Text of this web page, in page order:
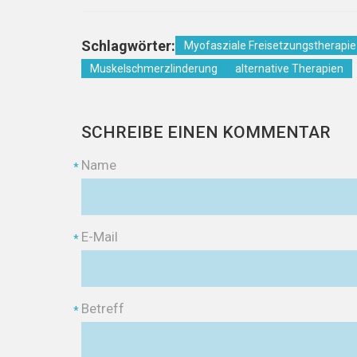
Schlagwörter: Myofasziale Freisetzungstherapie
Muskelschmerzlinderung
alternative Therapien
SCHREIBE EINEN KOMMENTAR
Name
*
E-Mail
*
Betreff
*